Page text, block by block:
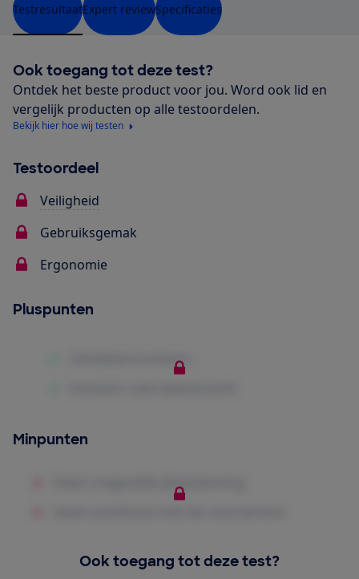
TestresultaatExpert reviewSpecificaties
Ook toegang tot deze test?
Ontdek het beste product voor jou. Word ook lid en
vergelijk producten op alle testoordelen.
Bekijk hier hoe wij testen
Testoordeel
Veiligheid
Gebruiksgemak
Ergonomie
Pluspunten
Minpunten
Ook toegang tot deze test?